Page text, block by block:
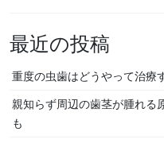
最近の投稿
重度の虫歯はどうやって治療
親知らず周辺の歯茎が腫れる
も